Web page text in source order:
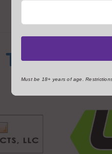
Thank You
Must be 18+ years of age.